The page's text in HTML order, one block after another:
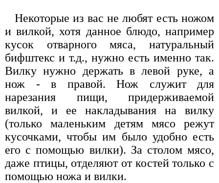
Некоторые из вас не любят есть ножом
и вилкой, хотя данное блюдо, например
кусок отварного мяса, натуральный
бифштекс и т.д., нужно есть именно так.
Вилку нужно держать в левой руке, а
нож - в правой. Нож служит для
нарезания пищи, придерживаемой
вилкой, и ее накладывания на вилку
(только маленьким детям мясо режут
кусочками, чтобы им было удобно есть
его с помощью вилки). За столом мясо,
даже птицы, отделяют от костей только с
помощью ножа и вилки.